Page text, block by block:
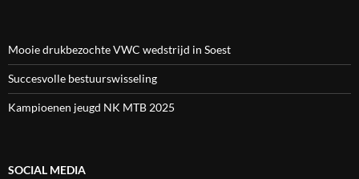
Mooie drukbezochte VWC wedstrijd in Soest
Succesvolle bestuurswisseling
Kampioenen jeugd NK MTB 2025
SOCIAL MEDIA